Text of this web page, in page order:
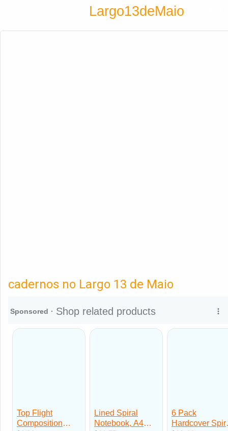
Largo13deMaio
cadernos no Largo 13 de Maio